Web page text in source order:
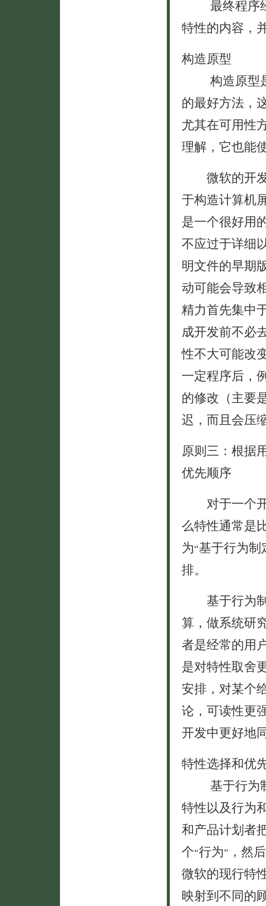
最终程序经
特性的内容，
构造原型
构造原型是
的最好方法，
尤其在可用性
理解，它也能
微软的开发
于构造计算机
是一个很好用
不应过于详细
明文件的早期
动可能会导致
精力首先集中
成开发前不必
性不大可能改
一定程序后，
的修改（主要
迟，而且会压
原则三：根据
优先顺序
对于一个开
么特性通常是
为“基于行为制
排。
基于行为制
算，做系统研
者是经常的用
是对特性取舍
安排，对某个
论，可读性更
开发中更好地
特性选择和优
基于行为制
特性以及行为
和产品计划者
个“行为” ，然
微软的现行特
映射到不同